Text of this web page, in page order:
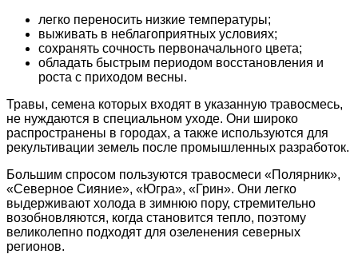
легко переносить низкие температуры;
выживать в неблагоприятных условиях;
сохранять сочность первоначального цвета;
обладать быстрым периодом восстановления и
роста с приходом весны.
Травы, семена которых входят в указанную травосмесь,
не нуждаются в специальном уходе. Они широко
распространены в городах, а также используются для
рекультивации земель после промышленных разработок.
Большим спросом пользуются травосмеси «Полярник»,
«Северное Сияние», «Югра», «Грин». Они легко
выдерживают холода в зимнюю пору, стремительно
возобновляются, когда становится тепло, поэтому
великолепно подходят для озеленения северных
регионов.